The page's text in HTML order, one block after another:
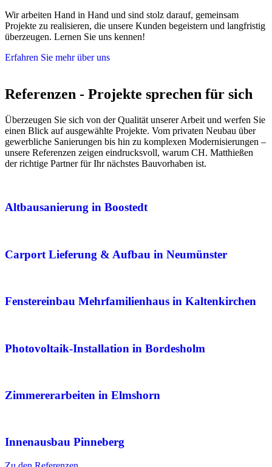
Wir arbeiten Hand in Hand und sind stolz darauf, gemeinsam
Projekte zu realisieren, die unsere Kunden begeistern und langfristig
überzeugen. Lernen Sie uns kennen!
Erfahren Sie mehr über uns
Referenzen - Projekte sprechen für sich
Überzeugen Sie sich von der Qualität unserer Arbeit und werfen Sie
einen Blick auf ausgewählte Projekte. Vom privaten Neubau über
gewerbliche Sanierungen bis hin zu komplexen Modernisierungen –
unsere Referenzen zeigen eindrucksvoll, warum CH. Matthießen
der richtige Partner für Ihr nächstes Bauvorhaben ist.
Altbausanierung in Boostedt
Carport Lieferung & Aufbau in Neumünster
Fenstereinbau Mehrfamilienhaus in Kaltenkirchen
Photovoltaik-Installation in Bordesholm
Zimmererarbeiten in Elmshorn
Innenausbau Pinneberg